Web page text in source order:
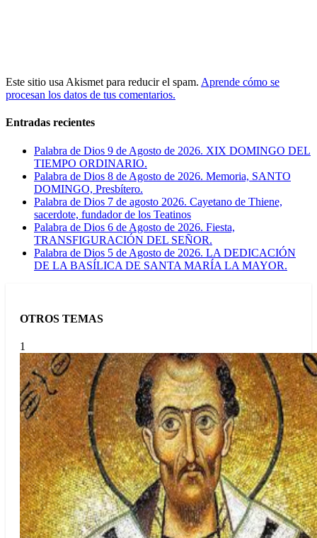
Este sitio usa Akismet para reducir el spam. Aprende cómo se
procesan los datos de tus comentarios.
Entradas recientes
Palabra de Dios 9 de Agosto de 2026. XIX DOMINGO DEL
TIEMPO ORDINARIO.
Palabra de Dios 8 de Agosto de 2026. Memoria, SANTO
DOMINGO, Presbítero.
Palabra de Dios 7 de agosto 2026. Cayetano de Thiene,
sacerdote, fundador de los Teatinos
Palabra de Dios 6 de Agosto de 2026. Fiesta,
TRANSFIGURACIÓN DEL SEÑOR.
Palabra de Dios 5 de Agosto de 2026. LA DEDICACIÓN
DE LA BASÍLICA DE SANTA MARÍA LA MAYOR.
OTROS TEMAS
1